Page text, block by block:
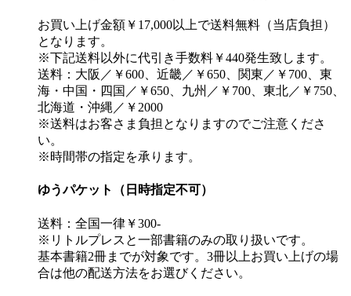
お買い上げ金額￥17,000以上で送料無料（当店負担）
となります。
※下記送料以外に代引き手数料￥440発生致します。
送料：大阪／￥600、近畿／￥650、関東／￥700、東
海・中国・四国／￥650、九州／￥700、東北／￥750、
北海道・沖縄／￥2000
※送料はお客さま負担となりますのでご注意くださ
い。
※時間帯の指定を承ります。
ゆうパケット（日時指定不可）
送料：全国一律￥300-
※リトルプレスと一部書籍のみの取り扱いです。
基本書籍2冊までが対象です。3冊以上お買い上げの場
合は他の配送方法をお選びください。